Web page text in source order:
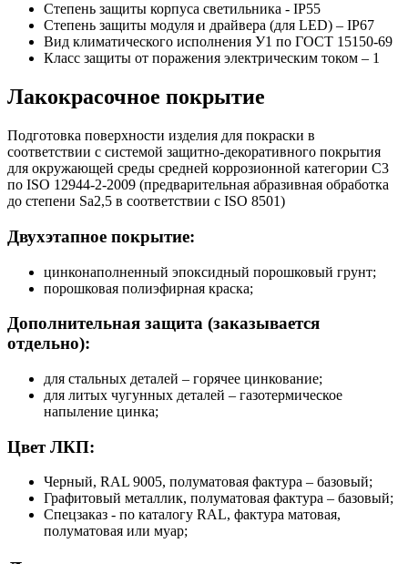
Степень защиты корпуса светильника - IP55
Степень защиты модуля и драйвера (для LED) – IP67
Вид климатического исполнения У1 по ГОСТ 15150-69
Класс защиты от поражения электрическим током – 1
Лакокрасочное покрытие
Подготовка поверхности изделия для покраски в
соответствии с системой защитно-декоративного покрытия
для окружающей среды средней коррозионной категории C3
по ISO 12944-2-2009 (предварительная абразивная обработка
до степени Sa2,5 в соответствии с ISO 8501)
Двухэтапное покрытие:
цинконаполненный эпоксидный порошковый грунт;
порошковая полиэфирная краска;
Дополнительная защита (заказывается
отдельно):
для стальных деталей – горячее цинкование;
для литых чугунных деталей – газотермическое
напыление цинка;
Цвет ЛКП:
Черный, RAL 9005, полуматовая фактура – базовый;
Графитовый металлик, полуматовая фактура – базовый;
Спецзаказ - по каталогу RAL, фактура матовая,
полуматовая или муар;